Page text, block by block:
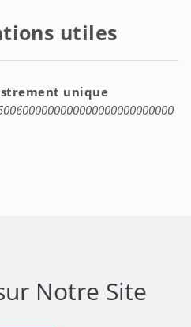
utiles
unique
Notre Site